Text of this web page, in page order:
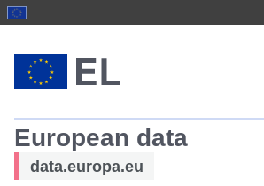
European data
data.europa.eu